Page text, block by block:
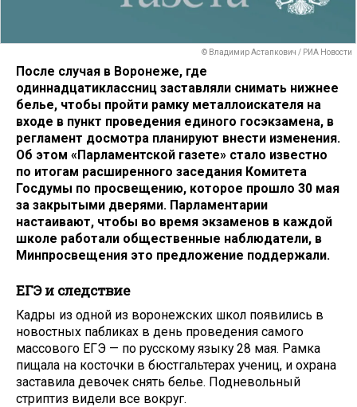
© Владимир Астапкович / РИА Новости
После случая в Воронеже, где
одиннадцатиклассниц заставляли снимать нижнее
белье, чтобы пройти рамку металлоискателя на
входе в пункт проведения единого госэкзамена, в
регламент досмотра планируют внести изменения.
Об этом «Парламентской газете» стало известно
по итогам расширенного заседания Комитета
Госдумы по просвещению, которое прошло 30 мая
за закрытыми дверями. Парламентарии
настаивают, чтобы во время экзаменов в каждой
школе работали общественные наблюдатели, в
Минпросвещения это предложение поддержали.
ЕГЭ и следствие
Кадры из одной из воронежских школ появились в
новостных пабликах в день проведения самого
массового ЕГЭ — по русскому языку 28 мая. Рамка
пищала на косточки в бюстгальтерах учениц, и охрана
заставила девочек снять белье. Подневольный
стриптиз видели все вокруг.